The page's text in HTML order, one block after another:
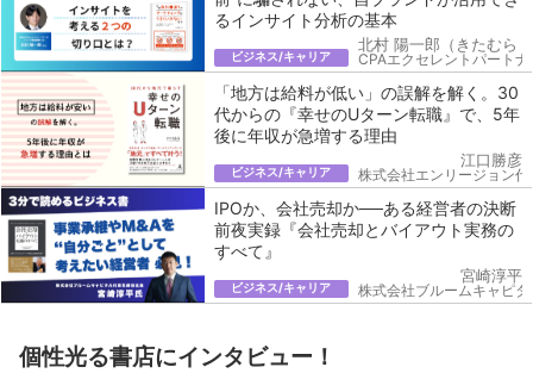
るインサイト分析の基本
ビジネス/キャリア
北村 陽一郎（きたむら
CPAエクセレントパート
「地方は給料が低い」の誤解を解く。30
代からの『幸せのUターン転職』で、5年
後に年収が急増する理由
ビジネス/キャリア
江口勝彦
株式会社エンリージョン代
IPOか、会社売却か──ある経営者の決断
前夜実録『会社売却とバイアウト実務の
すべて』
ビジネス/キャリア
宮崎淳平
株式会社ブルームキャピ
個性光る書店にインタビュー！